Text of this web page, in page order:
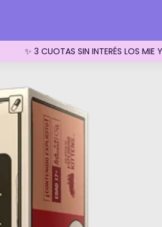
✨ 3 CUOTAS SIN INTERÉS LOS MIE